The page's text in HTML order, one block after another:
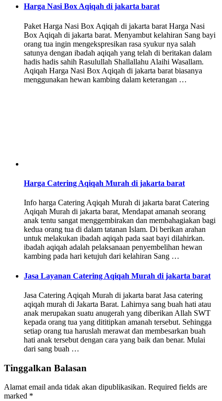
Harga Nasi Box Aqiqah di jakarta barat
Paket Harga Nasi Box Aqiqah di jakarta barat Harga Nasi
Box Aqiqah di jakarta barat. Menyambut kelahiran Sang bayi
orang tua ingin mengekspresikan rasa syukur nya salah
satunya dengan ibadah aqiqah yang telah di beritakan dalam
hadis hadis sahih Rasulullah Shallallahu Alaihi Wasallam.
Aqiqah Harga Nasi Box Aqiqah di jakarta barat biasanya
menggunakan hewan kambing dalam keterangan …
Harga Catering Aqiqah Murah di jakarta barat
Info harga Catering Aqiqah Murah di jakarta barat Catering
Aqiqah Murah di jakarta barat, Mendapat amanah seorang
anak tentu sangat menggembirakan dan membahagiakan bagi
kedua orang tua di dalam tatanan Islam. Di berikan arahan
untuk melakukan ibadah aqiqah pada saat bayi dilahirkan.
ibadah aqiqah adalah pelaksanaan penyembelihan hewan
kambing pada hari ketujuh dari kelahiran Sang …
Jasa Layanan Catering Aqiqah Murah di jakarta barat
Jasa Catering Aqiqah Murah di jakarta barat Jasa catering
aqiqah murah di Jakarta Barat. Lahirnya sang buah hati atau
anak merupakan suatu anugerah yang diberikan Allah SWT
kepada orang tua yang dititipkan amanah tersebut. Sehingga
setiap orang tua haruslah merawat dan membesarkan buah
hati anak tersebut dengan cara yang baik dan benar. Mulai
dari sang buah …
Tinggalkan Balasan
Alamat email anda tidak akan dipublikasikan. Required fields are
marked *